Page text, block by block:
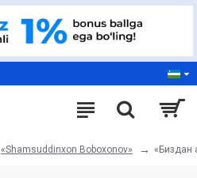
«Shamsuddinxon Boboxonov» «Биздан